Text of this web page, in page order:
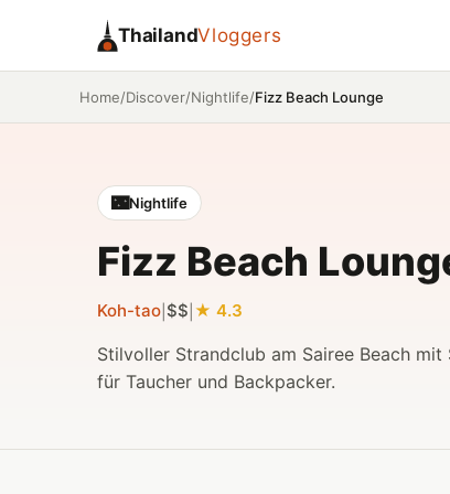
ThailandVloggers
Home/Discover/Nightlife/Fizz Beach Lounge
🌃Nightlife
Fizz Beach
Koh-tao $$ 4.3
Stilvoller Strandclub am Sairee Beach
für Taucher und Backpacker.